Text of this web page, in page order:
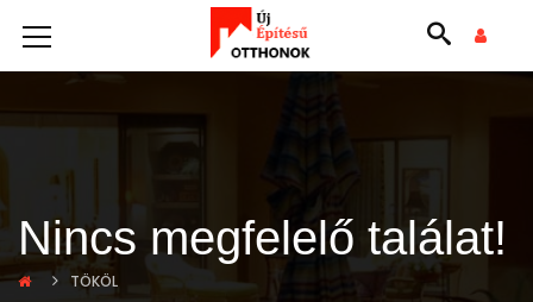
Nincs megfelelő találat!
TÖKÖL